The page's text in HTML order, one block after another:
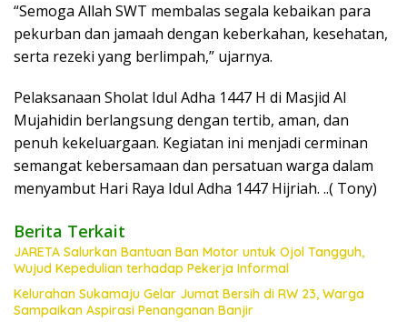
“Semoga Allah SWT membalas segala kebaikan para
pekurban dan jamaah dengan keberkahan, kesehatan,
serta rezeki yang berlimpah,” ujarnya.
Pelaksanaan Sholat Idul Adha 1447 H di Masjid Al
Mujahidin berlangsung dengan tertib, aman, dan
penuh kekeluargaan. Kegiatan ini menjadi cerminan
semangat kebersamaan dan persatuan warga dalam
menyambut Hari Raya Idul Adha 1447 Hijriah. ..( Tony)
Berita Terkait
JARETA Salurkan Bantuan Ban Motor untuk Ojol Tangguh,
Wujud Kepedulian terhadap Pekerja Informal
Kelurahan Sukamaju Gelar Jumat Bersih di RW 23, Warga
Sampaikan Aspirasi Penanganan Banjir